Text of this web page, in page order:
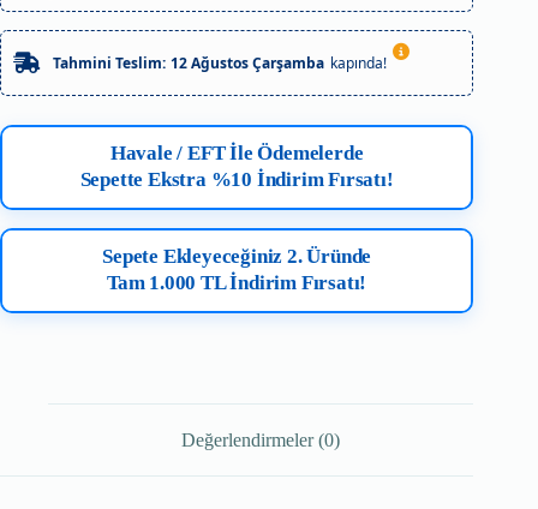
Tahmini Teslim: 12 Ağustos Çarşamba kapında!
Havale / EFT İle Ödemelerde
Sepette Ekstra %10 İndirim Fırsatı!
Sepete Ekleyeceğiniz 2. Üründe
Tam 1.000 TL İndirim Fırsatı!
Değerlendirmeler (0)